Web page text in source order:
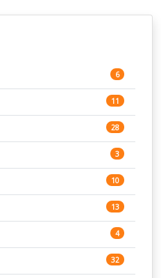
3
169
7
4
133
146
231
134
6
11
28
3
10
13
4
32